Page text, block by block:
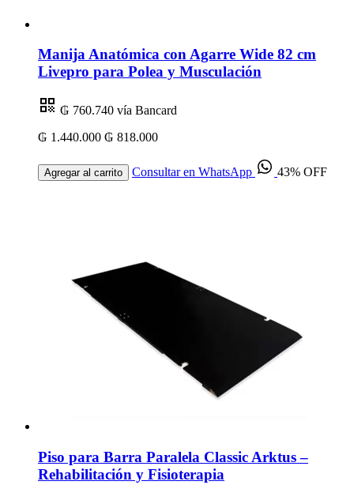
Manija Anatómica con Agarre Wide 82 cm
Livepro para Polea y Musculación
₲ 760.740 vía Bancard
₲ 1.440.000 ₲ 818.000
Agregar al carrito Consultar en WhatsApp 43% OFF
Piso para Barra Paralela Classic Arktus –
Rehabilitación y Fisioterapia